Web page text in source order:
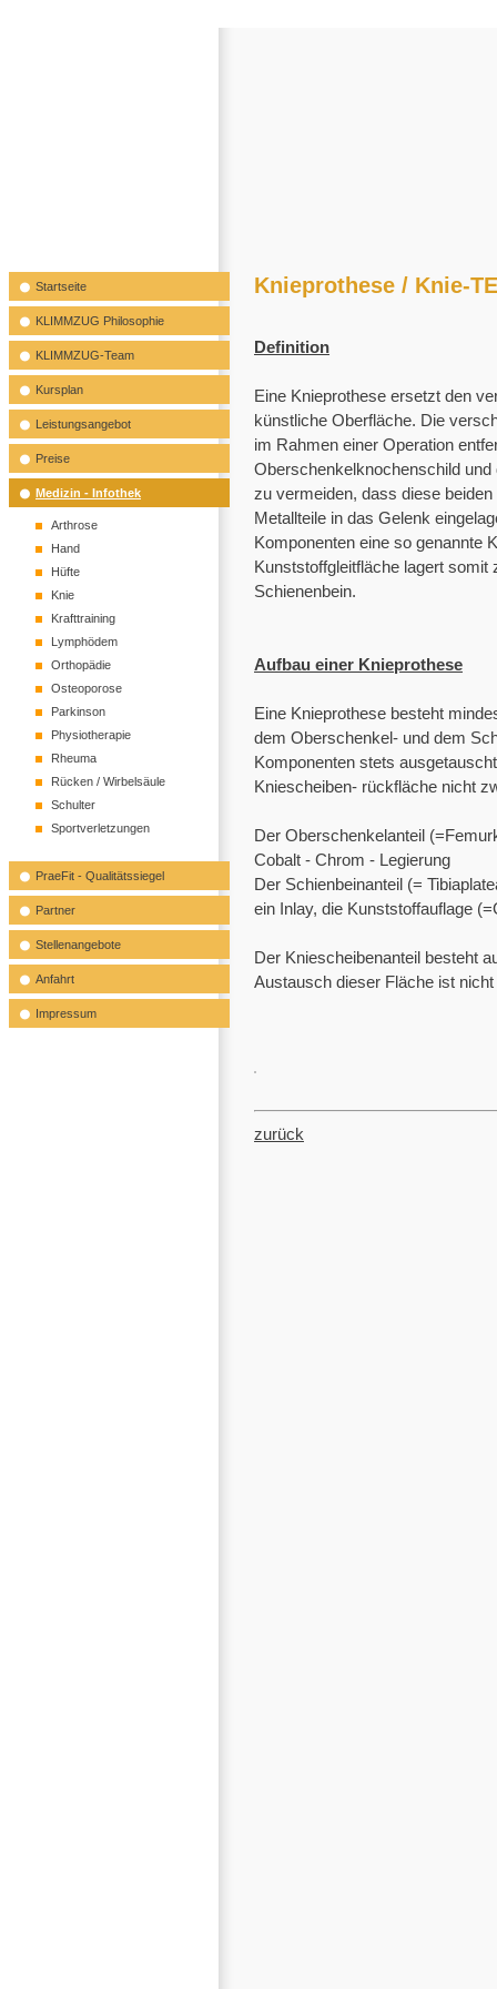
Startseite
KLIMMZUG Philosophie
KLIMMZUG-Team
Kursplan
Leistungsangebot
Preise
Medizin - Infothek
Arthrose
Hand
Hüfte
Knie
Krafttraining
Lymphödem
Orthopädie
Osteoporose
Parkinson
Physiotherapie
Rheuma
Rücken / Wirbelsäule
Schulter
Sportverletzungen
PraeFit - Qualitätssiegel
Partner
Stellenangebote
Anfahrt
Impressum
Knieprothese / Knie-
Definition
Eine Knieprothese ersetzt den
künstliche Oberfläche. Die
im Rahmen einer Operation
Oberschenkelknochenschild
zu vermeiden, dass diese
Metallteile in das Gelenk
Komponenten eine so genannte
Kunststoffgleitfläche lagert
Schienenbein.
Aufbau einer Knieprothese
Eine Knieprothese besteht
dem Oberschenkel- und dem
Komponenten stets
Kniescheiben- rückfläche nicht
Der Oberschenkelanteil
Cobalt - Chrom - Legierung
Der Schienbeinanteil (=
ein Inlay, die Kunststoffauflage
Der Kniescheibenanteil besteht
Austausch dieser Fläche ist
zurück